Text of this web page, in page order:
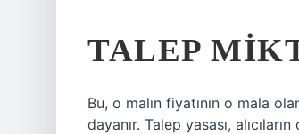
TALEP
Bu, o malın fiyatının o mala
dayanır. Talep yasası,